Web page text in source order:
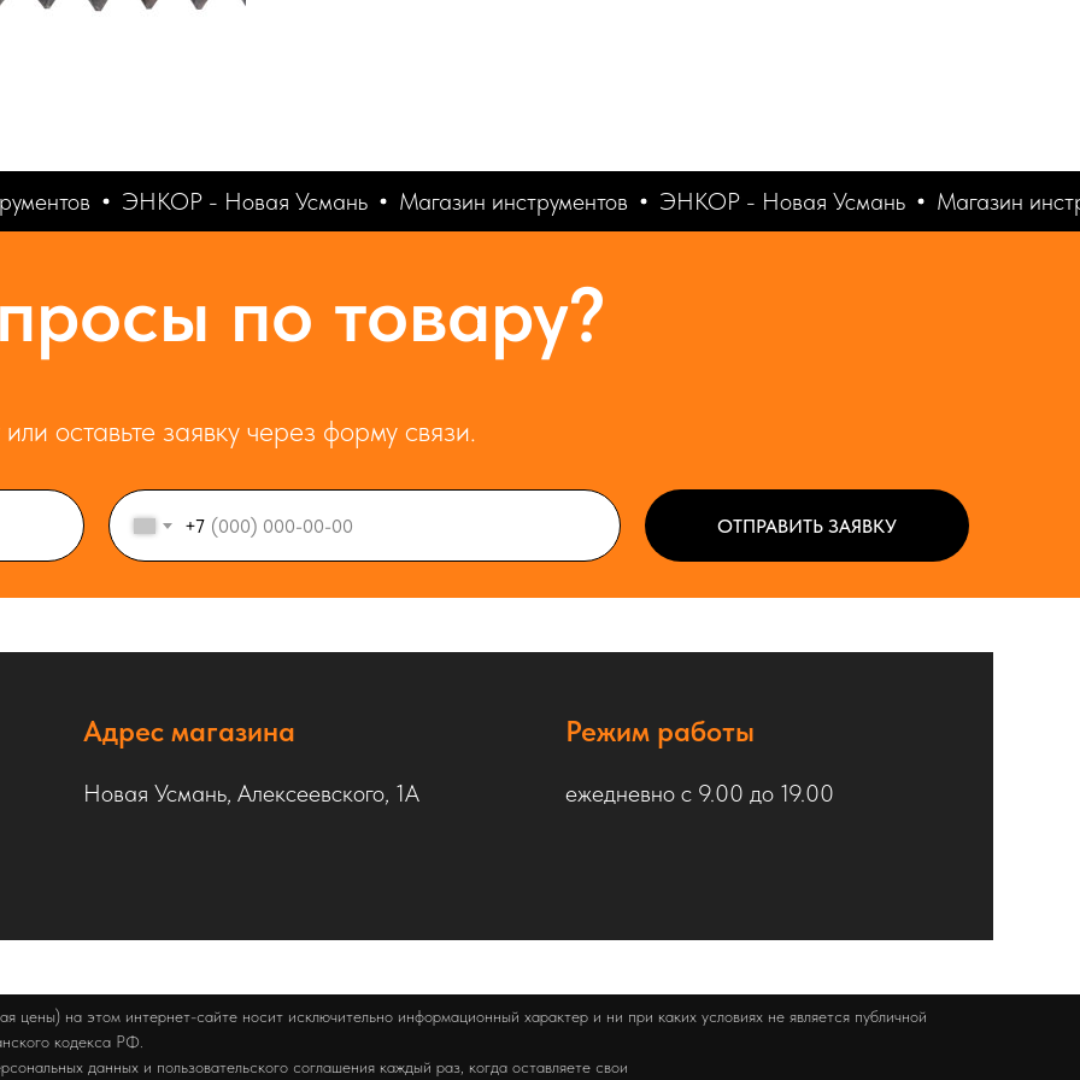
ЭНКОР - Новая Усмань Магазин инструментов ЭНКОР - Новая Усмань Магазин
по товару?
оставьте заявку через форму связи.
+7 ОТПРАВИТЬ ЗАЯВКУ
Адрес магазина
Новая Усмань, Алексеевского, 1А
Режим работы
ежедневно с 9.00 до 19.00
на этом интернет-сайте носит исключительно информационный характер и ни при каких условиях не является публичной
кодекса РФ.
данных и пользовательского соглашения каждый раз, когда оставляете свои